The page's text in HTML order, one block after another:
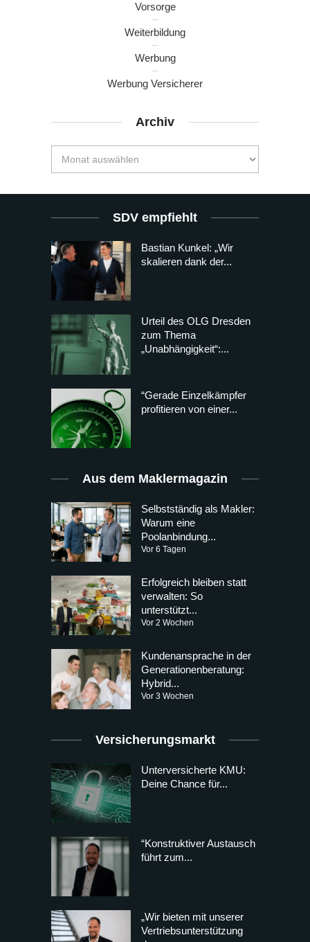
Vorsorge
Weiterbildung
Werbung
Werbung Versicherer
Archiv
SDV empfiehlt
Bastian Kunkel: „Wir
skalieren dank der...
Urteil des OLG Dresden
zum Thema
„Unabhängigkeit“:...
“Gerade Einzelkämpfer
profitieren von einer...
Aus dem Maklermagazin
Selbstständig als Makler:
Warum eine
Poolanbindung...
Vor 6 Tagen
Erfolgreich bleiben statt
verwalten: So
unterstützt...
Vor 2 Wochen
Kundenansprache in der
Generationenberatung:
Hybrid...
Vor 3 Wochen
Versicherungsmarkt
Unterversicherte KMU:
Deine Chance für...
“Konstruktiver Austausch
führt zum...
„Wir bieten mit unserer
Vertriebsunterstützung